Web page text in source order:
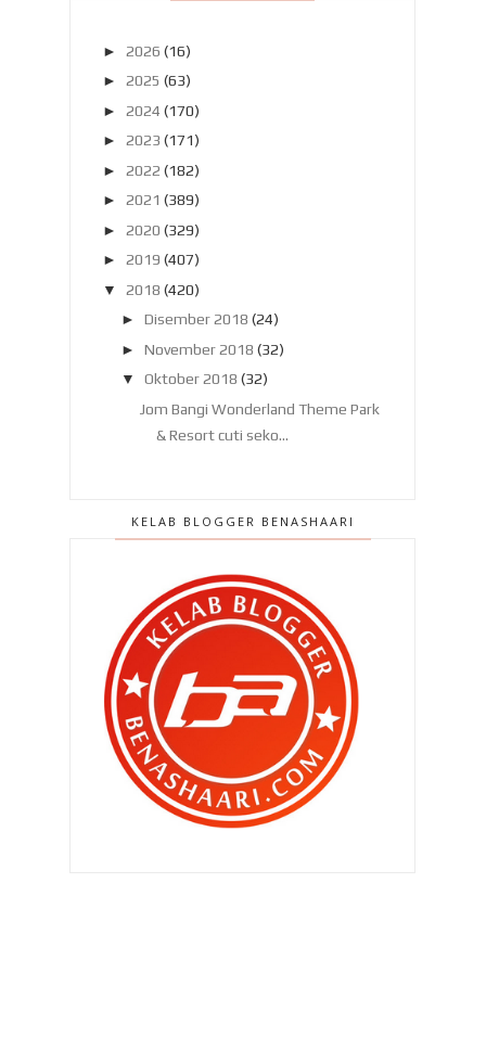
► 2026 (16)
► 2025 (63)
► 2024 (170)
► 2023 (171)
► 2022 (182)
► 2021 (389)
► 2020 (329)
► 2019 (407)
▼
2018 (420)
► Disember 2018 (24)
► November 2018 (32)
▼
Oktober 2018 (32)
Jom Bangi Wonderland Theme Park
& Resort cuti seko...
Car seat untuk anak anak! Rupanya
Gegar Vaganza Musim 5, minggu ke
5!
Jangan poyo kan mereka yang 'bikin'
badan!
Taiwan Expo 2018 - Produk Halal
Taiwan kini di Ma...
Tourism Malaysia 'Carnival Day' 25 &
KELAB BLOGGER BENASHAARI